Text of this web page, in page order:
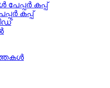
പേപ്പർ കപ്പ്
കപ്പ്